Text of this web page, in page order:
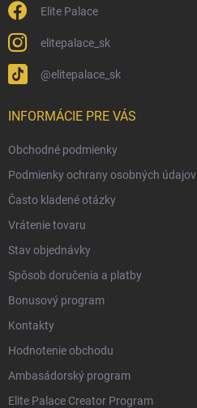
Elite Palace
elitepalace_sk
@elitepalace_sk
INFORMÁCIE PRE VÁS
Obchodné podmienky
Podmienky ochrany osobných údajov
Často kladené otázky
Vrátenie tovaru
Stav objednávky
Spôsob doručenia a platby
Bonusový program
Kontakty
Hodnotenie obchodu
Ambasádorský program
Elite Palace Creator Program